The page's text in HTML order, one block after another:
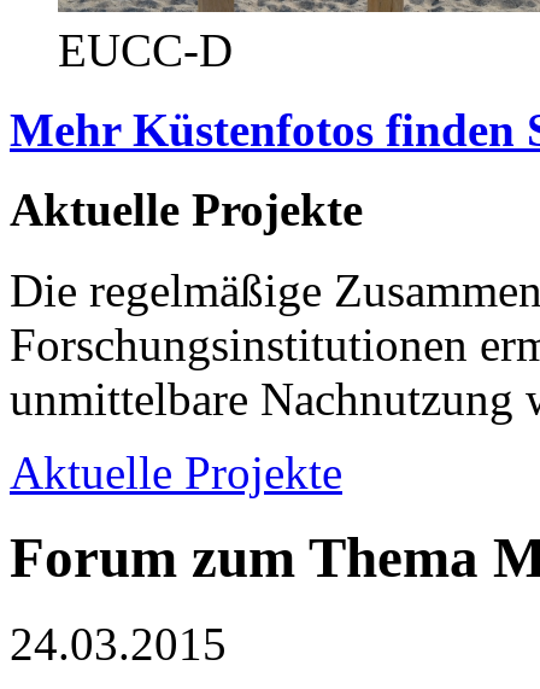
EUCC-D
Mehr Küstenfotos finden
Aktuelle Projekte
Die regelmäßige
Forschungsinstitutionen
unmittelbare Nachnutzung
Aktuelle Projekte
Forum zum Thema
24.03.2015